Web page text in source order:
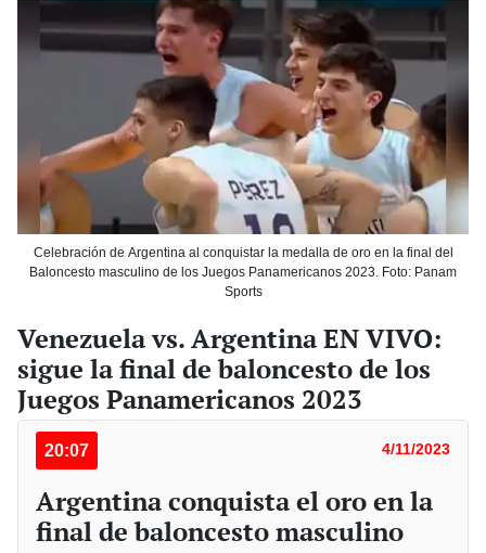
Celebración de Argentina al conquistar la medalla de oro en la final del
Baloncesto masculino de los Juegos Panamericanos 2023. Foto: Panam
Sports
Venezuela vs. Argentina EN VIVO:
sigue la final de baloncesto de los
Juegos Panamericanos 2023
20:07 4/11/2023
Argentina conquista el oro en la
final de baloncesto masculino